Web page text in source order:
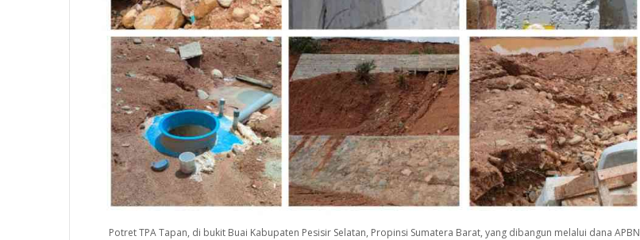
Potret TPA Tapan, di bukit Buai Kabupaten Pesisir Selatan, Propinsi Sumatera Barat, yang dibangun melalui dana APBN